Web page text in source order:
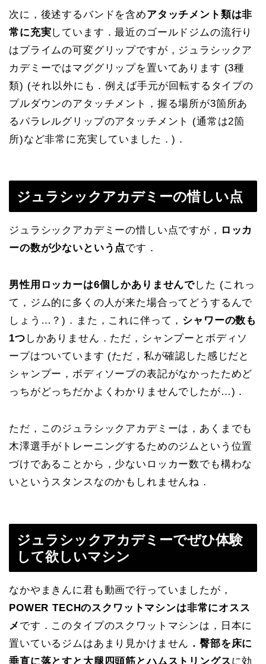
次に，後述するバンドを含めアタッチメント類は非
常に充実しています．最近のゴールドジムの流行り
はプライムの可変グリップですが，ジュラシックア
カデミーではマググリップを置いてあります (3種
類) (それ以外にも．例えば手元が回転するタイプの
プルダウンのアタッチメント，握る場所が3箇所あ
るパラレルグリップのアタッチメント (通常は2箇
所)など非常に充実していました．)．
ジュラシックアカデミーの惜しい点
ジュラシックアカデミーの惜しい点ですが， ロッカ
ーの数が少ないという点です．
男性用ロッカーは6個しかありませんでした (これっ
て，ジム的に多くの人が来た場合ってどうするんで
しょう…？)．また，これに伴って， シャワーの数も
1つ しかありません．ただ，シャンプーとボディソ
ープはついています (ただ，私が確認した感じだと
シャンプー，ボディソープの表記がなかったためど
っちがどっちだかよくわかりませんでしたが…)．
ただ，このジュラシックアカデミーは，あくまでも
木澤選手がトレーニングするためのジムという位置
づけであることから，少ないロッカー数でも構わな
いというスタンスなのかもしれませんね．
ジュラシックアカデミーでぜひ体験
して欲しいマシン
なかやまきんに君も動画で行っていましたが，
POWER TECHのスクワットマシンは非常にオスス
メ です．このタイプのスクワットマシンは，日本に
置いているジムはあまり見かけません ．臀部を床に
垂直に落とすと大腿四頭筋とハムストリングスに効